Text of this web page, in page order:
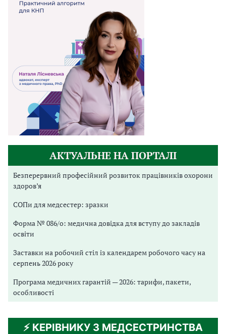
АКТУАЛЬНЕ НА ПОРТАЛІ
Безперервний професійний розвиток працівників охорони
здоров’я
СОПи для медсестер: зразки
Форма № 086/о: медична довідка для вступу до закладів
освіти
Заставки на робочий стіл із календарем робочого часу на
серпень 2026 року
Програма медичних гарантій — 2026: тарифи, пакети,
особливості
⚡️ КЕРІВНИКУ З МЕДСЕСТРИНСТВА